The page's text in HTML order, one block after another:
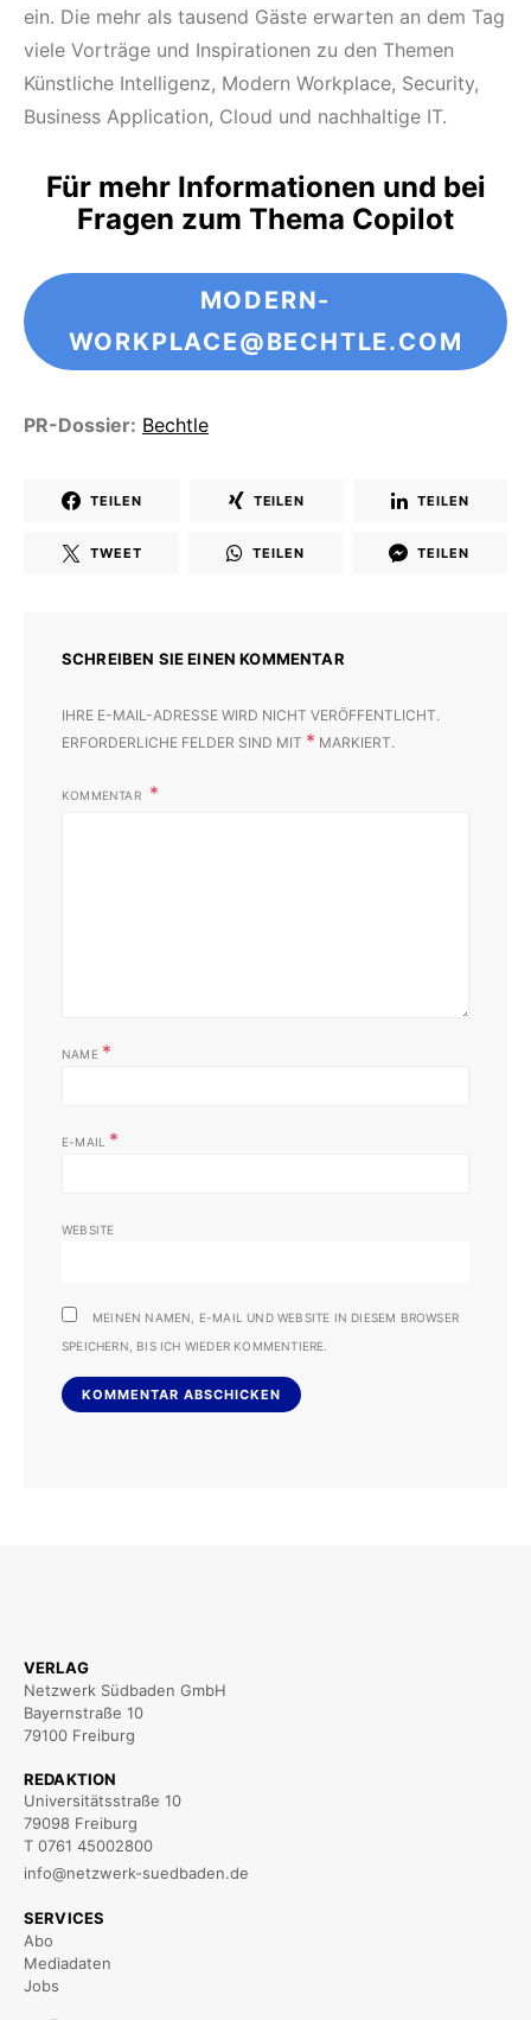
ein. Die mehr als tausend Gäste erwarten an dem Tag
viele Vorträge und Inspirationen zu den Themen
Künstliche Intelligenz, Modern Workplace, Security,
Business Application, Cloud und nachhaltige IT.
Für mehr Informationen und bei
Fragen zum Thema Copilot
MODERN-
WORKPLACE@BECHTLE.COM
PR-Dossier: Bechtle
TEILEN TEILEN TEILEN
TWEET TEILEN TEILEN
SCHREIBEN SIE EINEN KOMMENTAR
IHRE E-MAIL-ADRESSE WIRD NICHT VERÖFFENTLICHT.
ERFORDERLICHE FELDER SIND MIT * MARKIERT.
KOMMENTAR
NAME *
E-MAIL *
WEBSITE
MEINEN NAMEN, E-MAIL UND WEBSITE IN DIESEM BROWSER
SPEICHERN, BIS ICH WIEDER KOMMENTIERE.
VERLAG
Netzwerk Südbaden GmbH
Bayernstraße 10
79100 Freiburg
REDAKTION
Universitätsstraße 10
79098 Freiburg
T 0761 45002800
info@netzwerk-suedbaden.de
SERVICES
Abo
Mediadaten
Jobs